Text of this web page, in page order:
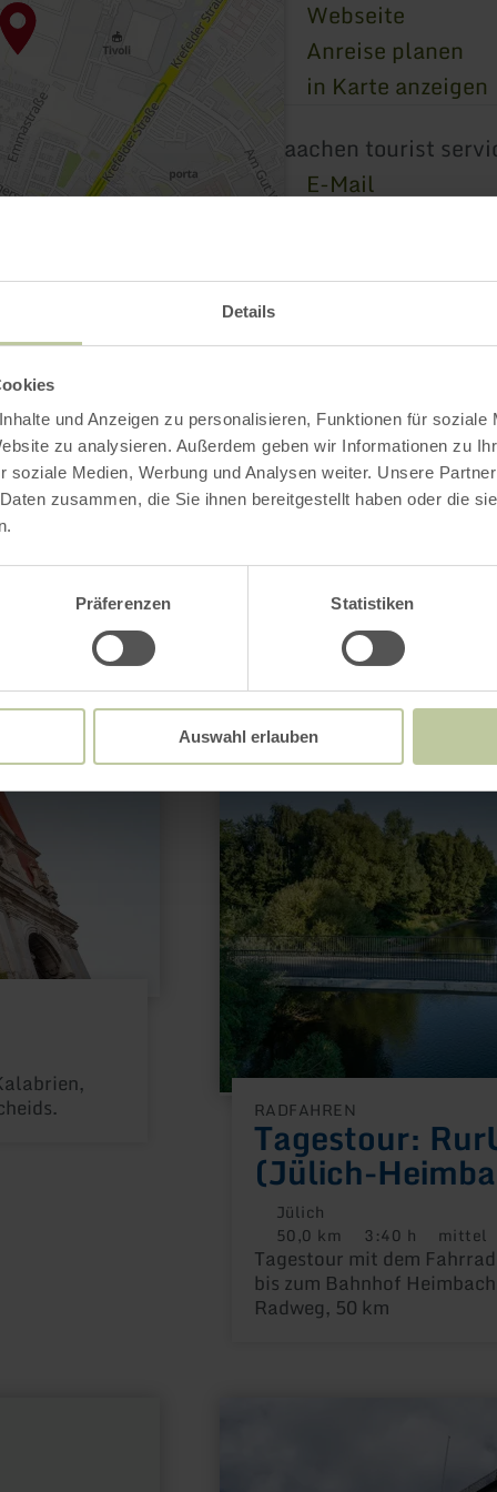
Details
und Anzeigen zu personalisieren, Funktionen für soziale
zu analysieren. Außerdem geben wir Informationen zu
soziale Medien, Werbung und Analysen weiter. Unsere
zusammen, die Sie ihnen bereitgestellt haben oder die
Präferenzen Statistiken
Auswahl erlauben
Webseite
Anreise planen
in Karte anzeigen
aachen tourist
E-Mail
auch noch
sein
RADFAHREN
Tagestour:
(Jülich-
Jülich
Distanz:
50,0 km Dauer:
3:40 h mittel
Tagestour mit dem
bis zum Bahnhof
Radweg, 50 km
zu:
Radweg
Heimbach)